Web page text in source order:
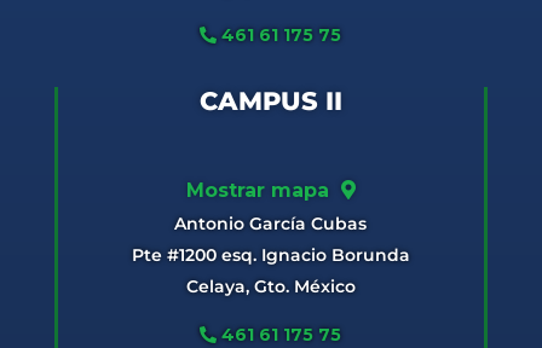
461 61 175 75
CAMPUS II
Mostrar mapa
Antonio García Cubas
Pte #1200 esq. Ignacio Borunda
Celaya, Gto. México
461 61 175 75